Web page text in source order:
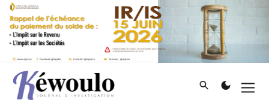
Aller au contenu
Rechercher